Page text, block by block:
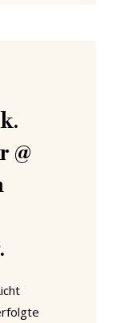
In
nie
ist,
@